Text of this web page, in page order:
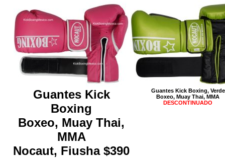
Guantes Kick
Boxing
Boxeo, Muay Thai,
MMA
Nocaut, Fiusha $390
Guantes Kick Boxing, Verde
Boxeo, Muay Thai, MMA
DESCONTINUADO